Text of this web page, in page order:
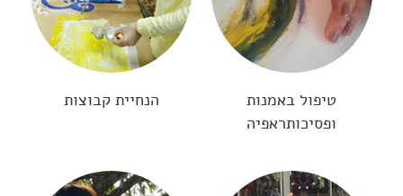
טיפול באמנות
ופסיכותראפיה
הנחיית קבוצות